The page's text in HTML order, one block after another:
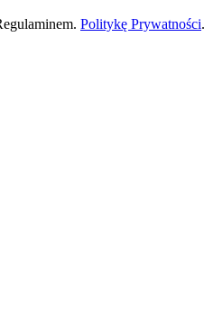
Politykę Prywatności